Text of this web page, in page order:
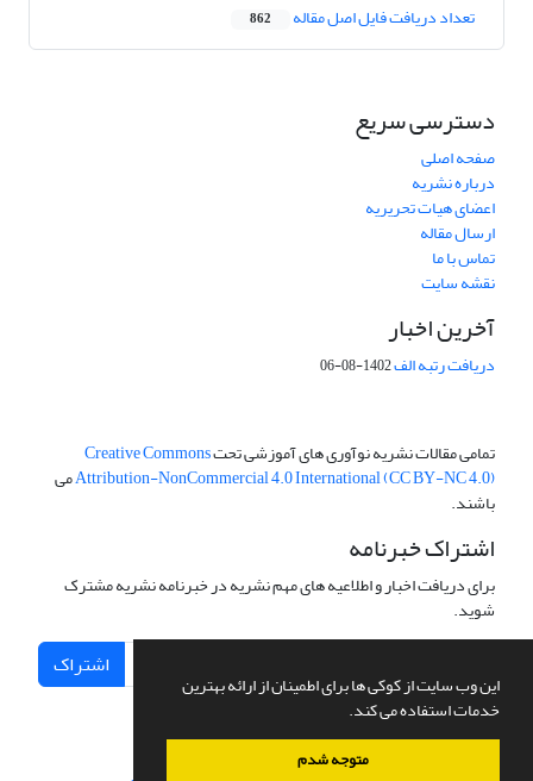
این وب سایت از کوکی ها برای اطمینان از ارائه بهترین
خدمات استفاده می کند.
متوجه شدم
تعداد دریافت فایل اصل مقاله 862
دسترسی سریع
صفحه اصلی
درباره نشریه
اعضای هیات تحریریه
ارسال مقاله
تماس با ما
نقشه سایت
آخرین اخبار
دریافت رتبه الف1402-08-06
تمامی مقالات نشریه نوآوری های آموزشی تحتCreative Commons
Attribution-NonCommercial 4.0 International (CC BY-NC 4.0)می
باشند.
اشتراک خبرنامه
برای دریافت اخبار و اطلاعیه های مهم نشریه در خبرنامه نشریه مشترک
شوید.
اشتراک